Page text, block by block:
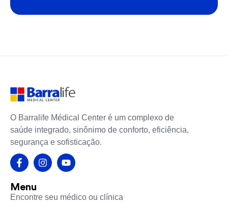
O Barralife Médical Center é um complexo de
saúde integrado, sinônimo de conforto, eficiência,
segurança e sofisticação.
Menu
Encontre seu médico ou clínica